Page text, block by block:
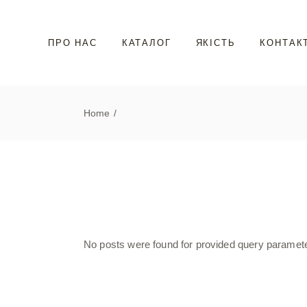
ПРО НАС КАТАЛОГ ЯКІСТЬ
Home
No posts were found for provided query